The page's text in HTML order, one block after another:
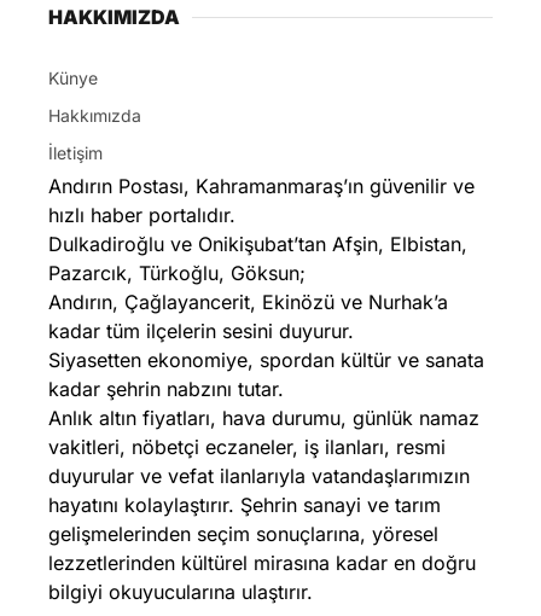
HAKKIMIZDA
Künye
Hakkımızda
İletişim
Andırın Postası, Kahramanmaraş’ın güvenilir ve
hızlı haber portalıdır.
Dulkadiroğlu ve Onikişubat’tan Afşin, Elbistan,
Pazarcık, Türkoğlu, Göksun;
Andırın, Çağlayancerit, Ekinözü ve Nurhak’a
kadar tüm ilçelerin sesini duyurur.
Siyasetten ekonomiye, spordan kültür ve sanata
kadar şehrin nabzını tutar.
Anlık altın fiyatları, hava durumu, günlük namaz
vakitleri, nöbetçi eczaneler, iş ilanları, resmi
duyurular ve vefat ilanlarıyla vatandaşlarımızın
hayatını kolaylaştırır. Şehrin sanayi ve tarım
gelişmelerinden seçim sonuçlarına, yöresel
lezzetlerinden kültürel mirasına kadar en doğru
bilgiyi okuyucularına ulaştırır.